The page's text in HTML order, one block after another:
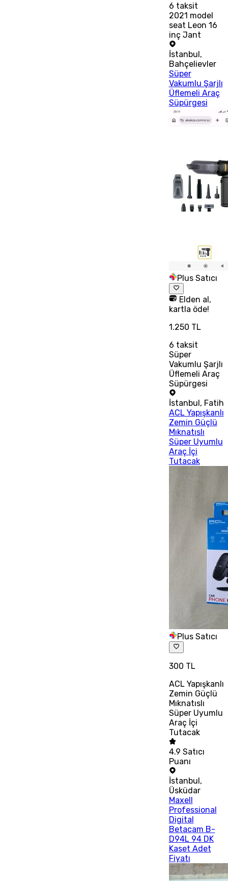
6 taksit
2021 model
seat Leon 16
inç Jant
İstanbul,
Bahçelievler
Süper
Vakumlu Şarjlı
Üflemeli Araç
Süpürgesi
Plus Satıcı
Elden al,
kartla öde!
1.250 TL
6 taksit
Süper
Vakumlu Şarjlı
Üflemeli Araç
Süpürgesi
İstanbul , Fatih
ACL Yapışkanlı
Zemin Güçlü
Mıknatıslı
Süper Uyumlu
Araç İçi
Tutacak
Plus Satıcı
300 TL
ACL Yapışkanlı
Zemin Güçlü
Mıknatıslı
Süper Uyumlu
Araç İçi
Tutacak
4.9 Satıcı
Puanı
İstanbul,
Üsküdar
Maxell
Professional
Digital
Betacam B-
D94L 94 DK
Kaset Adet
Fiyatı